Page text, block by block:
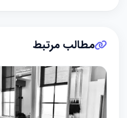
مطالب مرتبط